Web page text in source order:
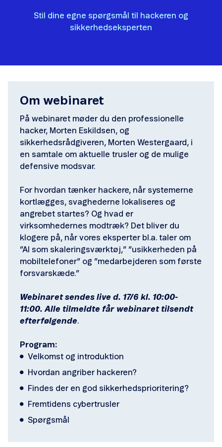
Stil dine egne spørgsmål til hackeren og
sikkerhedseksperten
Om webinaret
På webinaret møder du den professionelle
hacker, Morten Eskildsen, og
sikkerhedsrådgiveren, Morten Westergaard, i
en samtale om aktuelle trusler og de mulige
defensive modsvar.
For hvordan tænker hackere, når systemerne
kortlægges, svaghederne lokaliseres og
angrebet startes? Og hvad er
virksomhedernes modtræk? Det bliver du
klogere på, når vores eksperter bl.a. taler om
”AI som skaleringsværktøj,” ”usikkerheden på
mobiltelefoner” og ”medarbejderen som første
forsvarskæde.”
Webinaret sendes live d. 17/6 kl. 10:00-
11:00. Alle tilmeldte får webinaret tilsendt
efterfølgende.
Program:
Velkomst og introduktion
Hvordan angriber hackeren?
Findes der en god sikkerhedsprioritering?
Fremtidens cybertrusler
Spørgsmål